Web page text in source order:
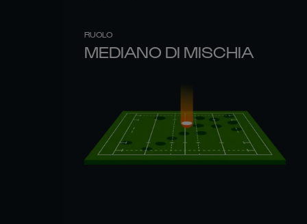
RUOLO
MEDIANO DI MISCHIA